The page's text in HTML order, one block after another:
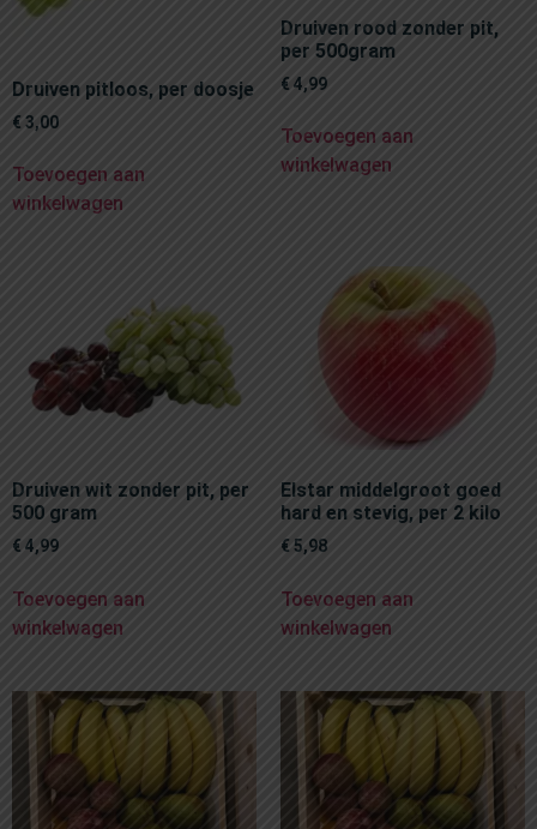
Druiven pitloos, per doosje
€ 3,00
Toevoegen aan
winkelwagen
Druiven rood zonder pit,
per 500gram
€ 4,99
Toevoegen aan
winkelwagen
Druiven wit zonder pit, per
500 gram
€ 4,99
Toevoegen aan
winkelwagen
Elstar middelgroot goed
hard en stevig, per 2 kilo
€5,98
Toevoegen aan
winkelwagen